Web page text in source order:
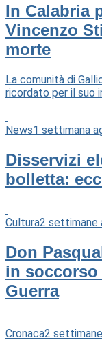
In Calabria
Vincenzo
morte
La comunità di
ricordato per il suo
News1 settimana
Disservizi
bolletta:
Cultura2 settimane
Don
in soccorso
Guerra
Cronaca2